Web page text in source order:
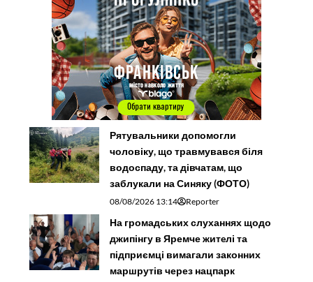
Рятувальники допомогли
чоловіку, що травмувався біля
водоспаду, та дівчатам, що
заблукали на Синяку (ФОТО)
08/08/2026 13:14 Reporter
На громадських слуханнях щодо
джипінгу в Яремче житeлі та
підприємці вимагали законних
маршрутів через нацпарк